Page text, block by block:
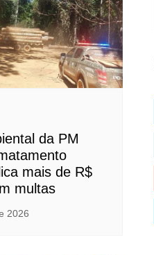
da PM
mais de R$
multas
2026